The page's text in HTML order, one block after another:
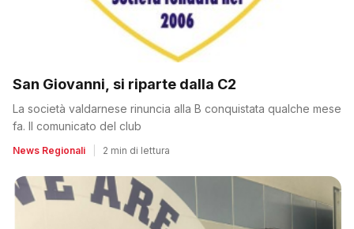
San Giovanni, si riparte dalla C2
La società valdarnese rinuncia alla B conquistata qualche mese
fa. Il comunicato del club
News Regionali 2 min di lettura